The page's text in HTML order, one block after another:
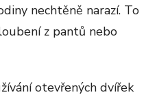
nechtěně narazí. To
z pantů nebo
otevřených dvířek